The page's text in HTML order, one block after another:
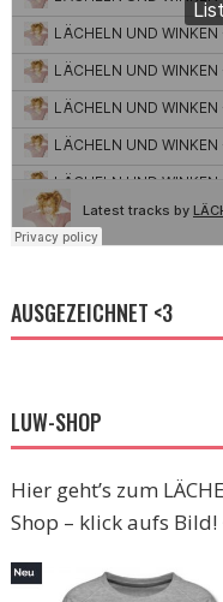
AUSGEZEICHNET <3
LUW-SHOP
Hier geht’s zum
Shop – klick aufs Bild!